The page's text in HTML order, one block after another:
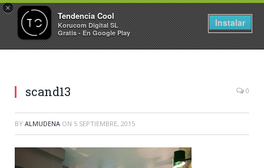
×
Tendencia Cool
Korucom Digital SL
Gratis - En Google Play
Instalar
scand13 0
BY ALMUDENA ON 5 SEPTIEMBRE, 2015